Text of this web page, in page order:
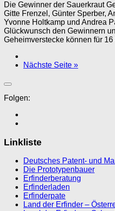
Die Gewinner der Sauerkraut
Gitte Frenzel, Günter Sperber,
Yvonne Holtkamp und Andrea
Glückwunsch den Gewinnern
Geheimverstecke können für
Nächste Seite »
Folgen:
Linkliste
Deutsches Patent- und
Die Prototypenbauer
Erfinderberatung
Erfinderladen
Erfinderpate
Land der Erfinder –